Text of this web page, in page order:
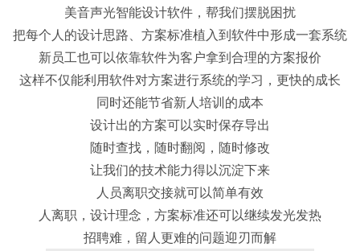
美音声光智能设计软件，帮我们摆脱困扰
把每个人的设计思路、方案标准植入到软件中形成一套系统
新员工也可以依靠软件为客户拿到合理的方案报价
这样不仅能利用软件对方案进行系统的学习，更快的成长
同时还能节省新人培训的成本
设计出的方案可以实时保存导出
随时查找，随时翻阅，随时修改
让我们的技术能力得以沉淀下来
人员离职交接就可以简单有效
人离职，设计理念，方案标准还可以继续发光发热
招聘难，留人更难的问题迎刃而解